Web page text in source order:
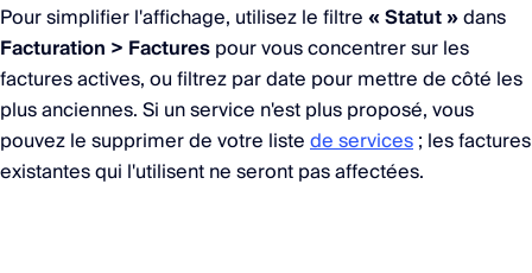
Pour simplifier l'affichage, utilisez le filtre« Statut »dans
Facturation > Facturespour vous concentrer sur les
factures actives, ou filtrez par date pour mettre de côté les
plus anciennes. Si un service n'est plus proposé, vous
pouvez le supprimer de votre listede services; les factures
existantes qui l'utilisent ne seront pas affectées.